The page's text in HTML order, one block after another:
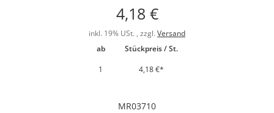
4,18 €
inkl. 19% USt. , zzgl. Versand
ab
Stückpreis / St.
1
4,18 €*
MR03710